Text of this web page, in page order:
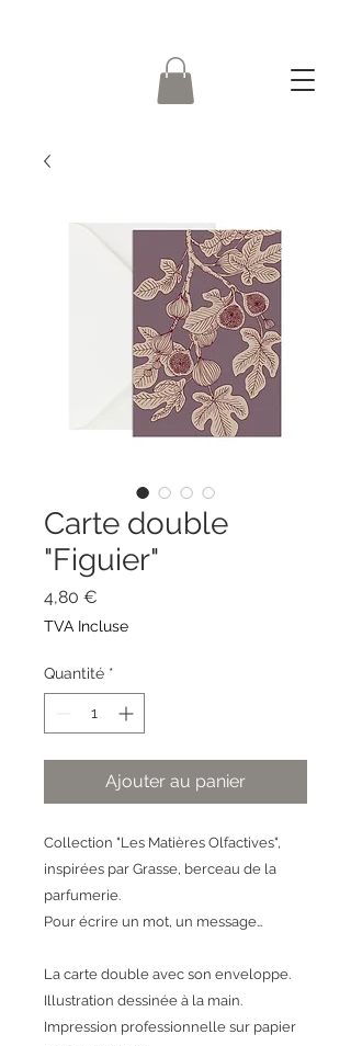
Carte double
"Figuier"
4,80 €
TVA Incluse
Quantité *
Ajouter au panier
Collection "Les Matières Olfactives",
inspirées par Grasse, berceau de la
parfumerie.
Pour écrire un mot, un message…
La carte double avec son enveloppe.
Illustration dessinée à la main.
Impression professionnelle sur papier